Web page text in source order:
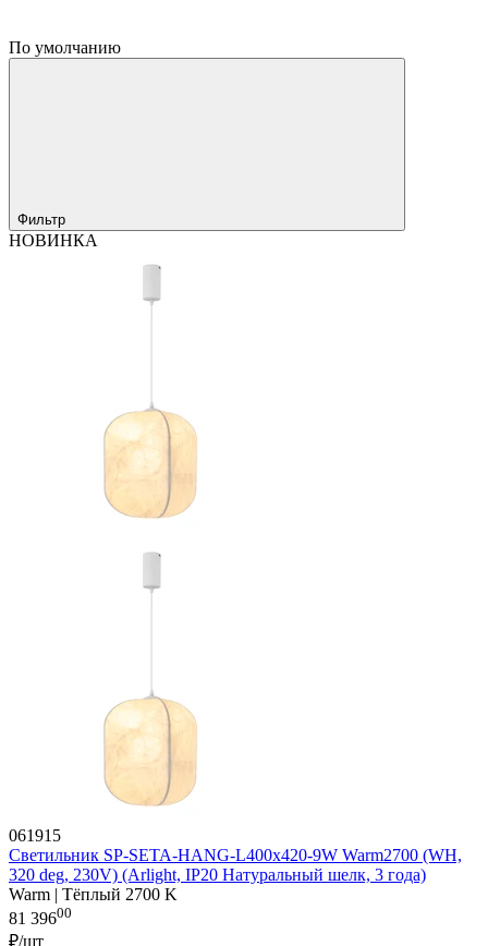
По умолчанию
Фильтр
НОВИНКА
061915
Светильник SP-SETA-HANG-L400х420-9W Warm2700 (WH,
320 deg, 230V) (Arlight, IP20 Натуральный шелк, 3 года)
Warm | Тёплый 2700 K
81 39600
₽/шт